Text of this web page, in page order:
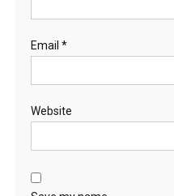
Email *
Website